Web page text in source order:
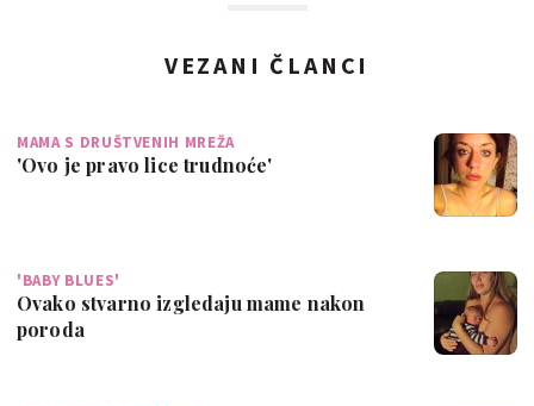
VEZANI ČLANCI
MAMA S DRUŠTVENIH MREŽA
'Ovo je pravo lice trudnoće'
'BABY BLUES'
Ovako stvarno izgledaju mame nakon
poroda